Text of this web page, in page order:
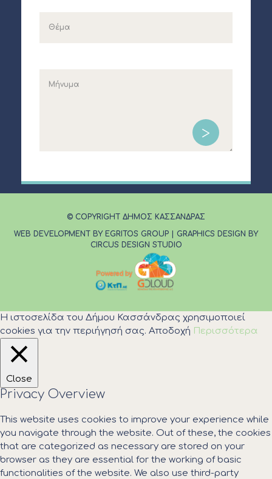
© COPYRIGHT ΔΗΜΟΣ ΚΑΣΣΑΝΔΡΑΣ
WEB DEVELOPMENT BY EGRITOS GROUP
GRAPHICS DESIGN BY
CIRCUS DESIGN STUDIO
Η ιστοσελίδα του Δήμου Κασσάνδρας χρησιμοποιεί
cookies για την περιήγησή σας. Αποδοχή Περισσότερα
Close
Privacy Overview
This website uses cookies to improve your experience while
you navigate through the website. Out of these, the cookies
that are categorized as necessary are stored on your
browser as they are essential for the working of basic
functionalities of the website. We also use third-party